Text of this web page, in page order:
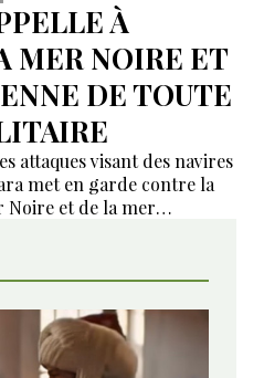
À
MER NOIRE ET
DE TOUTE
attaques visant des navires
met en garde contre la
et de la mer
turc appelle les parties au
les tensions et à